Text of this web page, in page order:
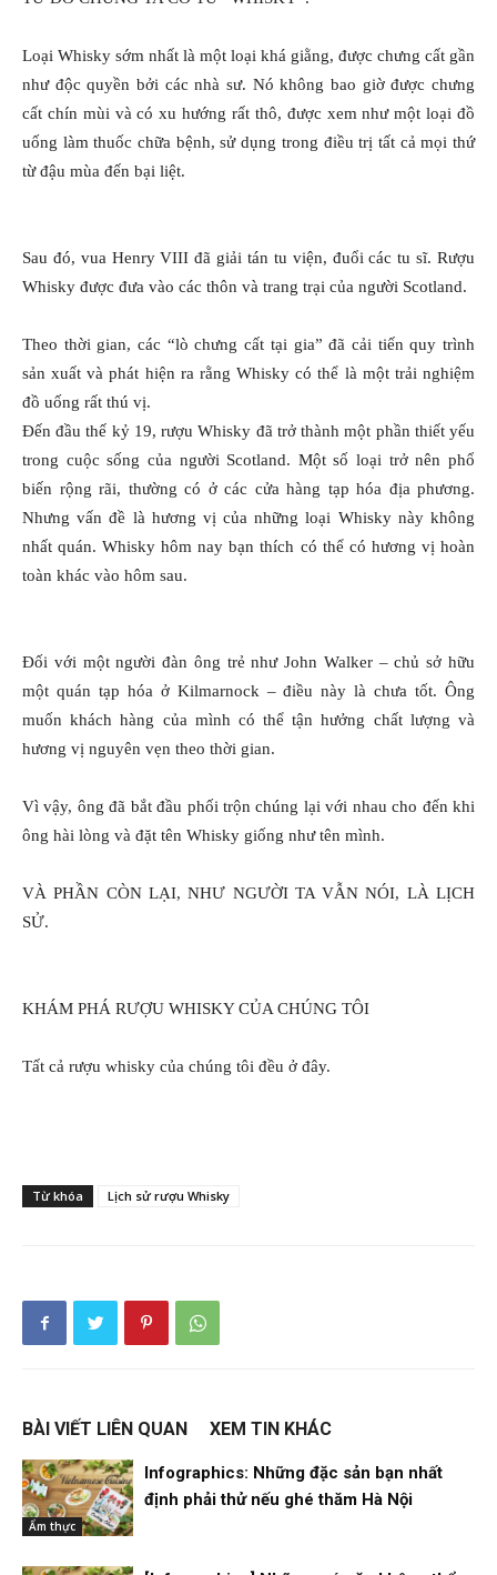
Loại Whisky sớm nhất là một loại khá giằng, được chưng cất gần
như độc quyền bởi các nhà sư. Nó không bao giờ được chưng
cất chín mùi và có xu hướng rất thô, được xem như một loại đồ
uống làm thuốc chữa bệnh, sử dụng trong điều trị tất cả mọi thứ
từ đậu mùa đến bại liệt.
Sau đó, vua Henry VIII đã giải tán tu viện, đuổi các tu sĩ. Rượu
Whisky được đưa vào các thôn và trang trại của người Scotland.
Theo thời gian, các “lò chưng cất tại gia” đã cải tiến quy trình
sản xuất và phát hiện ra rằng Whisky có thể là một trải nghiệm
đồ uống rất thú vị.
Đến đầu thế kỷ 19, rượu Whisky đã trở thành một phần thiết yếu
trong cuộc sống của người Scotland. Một số loại trở nên phổ
biến rộng rãi, thường có ở các cửa hàng tạp hóa địa phương.
Nhưng vấn đề là hương vị của những loại Whisky này không
nhất quán. Whisky hôm nay bạn thích có thể có hương vị hoàn
toàn khác vào hôm sau.
Đối với một người đàn ông trẻ như John Walker – chủ sở hữu
một quán tạp hóa ở Kilmarnock – điều này là chưa tốt. Ông
muốn khách hàng của mình có thể tận hưởng chất lượng và
hương vị nguyên vẹn theo thời gian.
Vì vậy, ông đã bắt đầu phối trộn chúng lại với nhau cho đến khi
ông hài lòng và đặt tên Whisky giống như tên mình.
VÀ PHẦN CÒN LẠI, NHƯ NGƯỜI TA VẪN NÓI, LÀ LỊCH
SỬ.
KHÁM PHÁ RƯỢU WHISKY CỦA CHÚNG TÔI
Tất cả rượu whisky của chúng tôi đều ở đây.
Từ khóa Lịch sử rượu Whisky
BÀI VIẾT LIÊN QUAN XEM TIN KHÁC
Ẩm thực
Infographics: Những đặc sản bạn nhất
định phải thử nếu ghé thăm Hà Nội